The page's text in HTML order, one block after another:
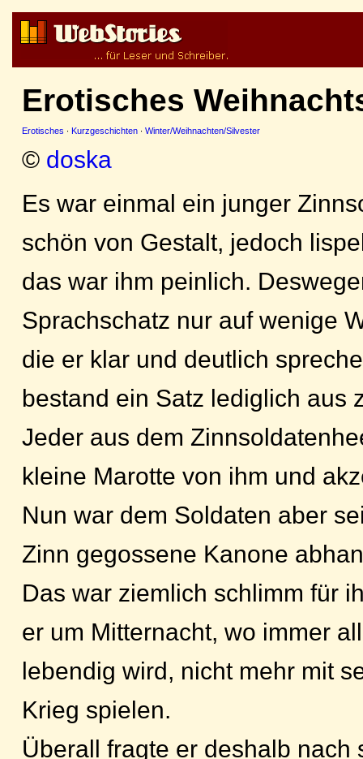
Erotisches
Erotisches · Kurzgeschichten · Winter/Weihnachten/Silvester
© doska
Es war einmal ein junger
schön von Gestalt, jedoch
das war ihm peinlich.
Sprachschatz nur auf wenige
die er klar und deutlich
bestand ein Satz lediglich aus
Jeder aus dem
kleine Marotte von ihm und
Nun war dem Soldaten aber
Zinn gegossene Kanone
Das war ziemlich schlimm für
er um Mitternacht, wo immer
lebendig wird, nicht mehr mit
Krieg spielen.
Überall fragte er deshalb nach